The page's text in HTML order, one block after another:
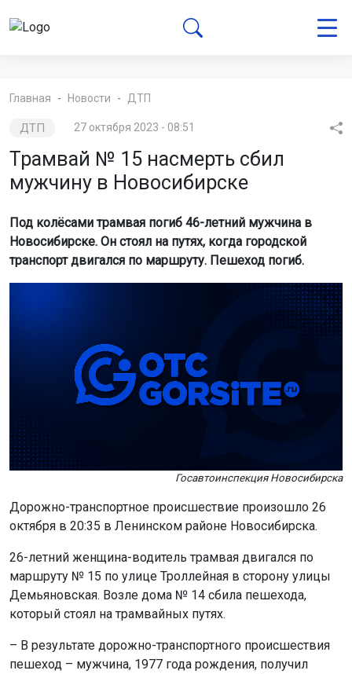
Главная Новости ДТП
ДТП 27 октября 2023 - 08:51
Трамвай № 15 насмерть сбил
мужчину в Новосибирске
Под колёсами трамвая погиб 46-летний мужчина в
Новосибирске. Он стоял на путях, когда городской
транспорт двигался по маршруту. Пешеход погиб.
Госавтоинспекция Новосибирска
Дорожно-транспортное происшествие произошло 26
октября в 20:35 в Ленинском районе Новосибирска.
26-летний женщина-водитель трамвая двигался по
маршруту № 15 по улице Троллейная в сторону улицы
Демьяновская. Возле дома № 14 сбила пешехода,
который стоял на трамвайных путях.
– В результате дорожно-транспортного происшествия
пешеход – мужчина, 1977 года рождения, получил